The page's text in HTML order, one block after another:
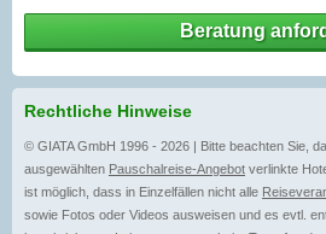
Beratung
Rechtliche Hinweise
© GIATA GmbH 1996 - 2026 | Bitte beachten Sie,
ausgewählten Pauschalreise-Angebot verlinkte
ist möglich, dass in Einzelfällen nicht alle
sowie Fotos oder Videos ausweisen und es evtl.